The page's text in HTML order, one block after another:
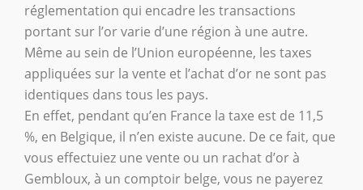
réglementation qui encadre les transactions
portant sur l’or varie d’une région à une autre.
Même au sein de l’Union européenne, les taxes
appliquées sur la vente et l’achat d’or ne sont pas
identiques dans tous les pays.
En effet, pendant qu’en France la taxe est de 11,5
%, en Belgique, il n’en existe aucune. De ce fait, que
vous effectuiez une vente ou un rachat d’or à
Gembloux, à un comptoir belge, vous ne payerez